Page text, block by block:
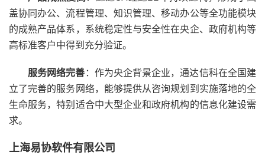
盖协同办公、流程管理、知识管理、移动办公等全功能模块
的成熟产品体系，系统稳定性与安全性在央企、政府机构等
高标准客户中得到充分验证。
服务网络完善 ：作为央企背景企业，通达信科在全国建
立了完善的服务网络，能够提供从咨询规划到实施落地的全
生命服务，特别适合中大型企业和政府机构的信息化建设需
求。
上海易协软件有限公司